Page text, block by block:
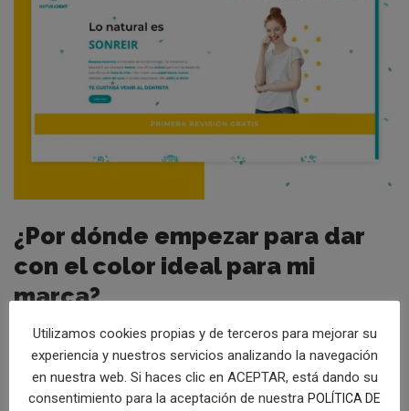
¿Por dónde empezar para dar
con el color ideal para mi
marca?
Ahora que sabes la importancia de elegir los colores
adecuadamente para una página web o tienda online, ha
llegado el momento de ponerse manos a la obra. Haz lo
siguiente paso a paso:
Utilizamos cookies propias y de terceros para mejorar su
experiencia y nuestros servicios analizando la navegación
en nuestra web. Si haces clic en ACEPTAR, está dando su
consentimiento para la aceptación de nuestra POLÍTICA DE